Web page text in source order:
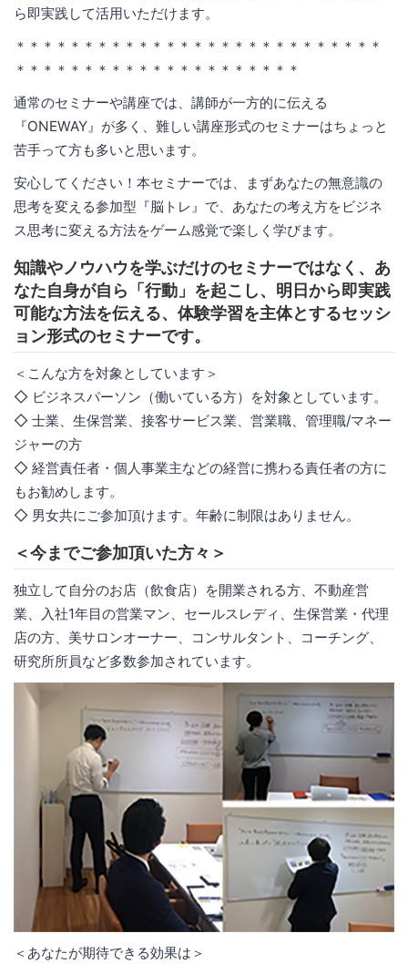
ら即実践して活用いただけます。
＊＊＊＊＊＊＊＊＊＊＊＊＊＊＊＊＊＊＊＊＊＊＊＊＊＊＊
＊＊＊＊＊＊＊＊＊＊＊＊＊＊＊＊＊＊＊＊＊
通常のセミナーや講座では、講師が一方的に伝える
『ONEWAY』が多く、難しい講座形式のセミナーはちょっと
苦手って方も多いと思います。
安心してください！本セミナーでは、まずあなたの無意識の
思考を変える参加型『脳トレ』で、あなたの考え方をビジネ
ス思考に変える方法をゲーム感覚で楽しく学びます。
知識やノウハウを学ぶだけのセミナーではなく、あ
なた自身が自ら「行動」を起こし、明日から即実践
可能な方法を伝える、体験学習を主体とするセッシ
ョン形式のセミナーです。
＜こんな方を対象としています＞
◇ ビジネスパーソン（働いている方）を対象としています。
◇ 士業、生保営業、接客サービス業、営業職、管理職/マネー
ジャーの方
◇ 経営責任者・個人事業主などの経営に携わる責任者の方に
もお勧めします。
◇ 男女共にご参加頂けます。年齢に制限はありません。
＜今までご参加頂いた方々＞
独立して自分のお店（飲食店）を開業される方、不動産営
業、入社1年目の営業マン、セールスレディ、生保営業・代理
店の方、美サロンオーナー、コンサルタント、コーチング、
研究所所員など多数参加されています。
＜あなたが期待できる効果は＞